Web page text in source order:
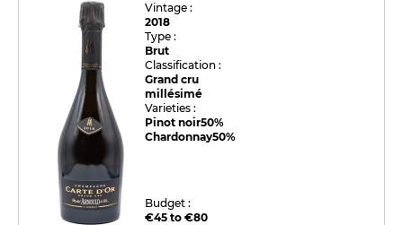
Vintage :
2018
Type :
Brut
Classification :
Grand cru
millésimé
Varieties :
Pinot noir50%
Chardonnay50%
Budget :
€45 to €80